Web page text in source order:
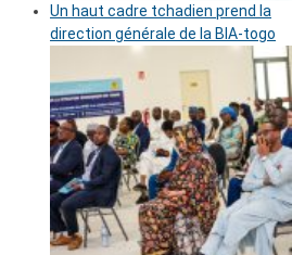
Un haut cadre tchadien prend la
direction générale de la BIA-togo